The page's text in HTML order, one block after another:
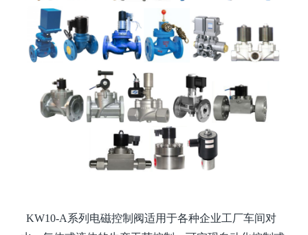
KW10-A系列电磁控制阀适用于各种企业工厂车间对